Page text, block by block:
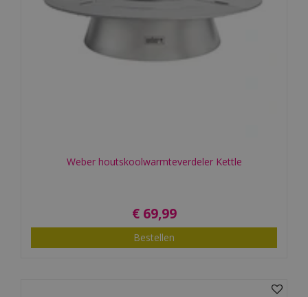
Weber houtskoolwarmteverdeler Kettle
€ 69,99
Bestellen